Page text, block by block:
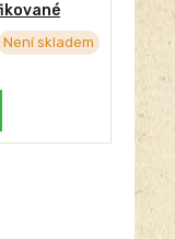
Není skladem